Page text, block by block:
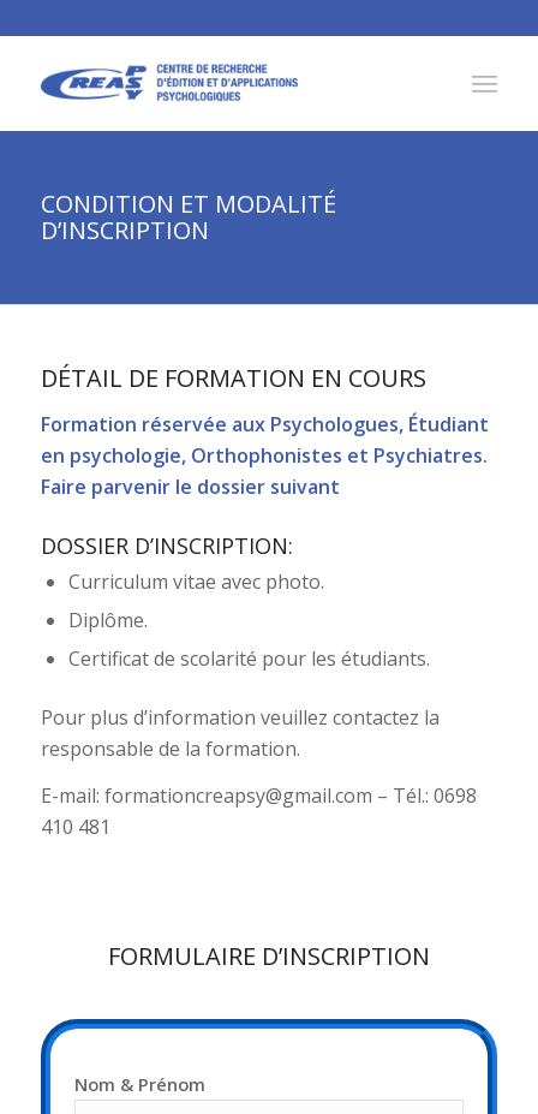
CONDITION ET MODALITÉ
D’INSCRIPTION
DÉTAIL DE FORMATION EN COURS
Formation réservée aux Psychologues, Étudiant
en psychologie, Orthophonistes et Psychiatres.
Faire parvenir le dossier suivant
DOSSIER D’INSCRIPTION:
Curriculum vitae avec photo.
Diplôme.
Certificat de scolarité pour les étudiants.
Pour plus d’information veuillez contactez la
responsable de la formation.
E-mail: formationcreapsy@gmail.com – Tél.: 0698
410 481
FORMULAIRE D’INSCRIPTION
Nom & Prénom